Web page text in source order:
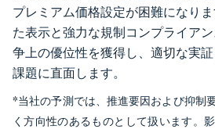
プレミアム価格設定が困難になり
た表示と強力な規制コンプライア
争上の優位性を獲得し、適切な実
課題に直面します。
*当社の予測では、推進要因および抑制
く方向性のあるものとして扱います。